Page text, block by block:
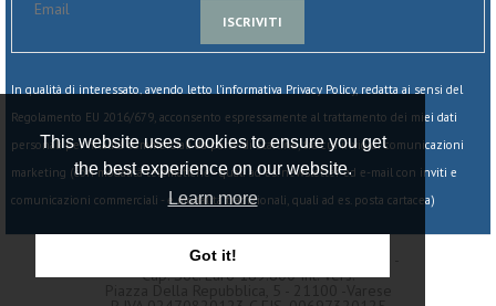
This website uses cookies to ensure you get
the best experience on our website.
Learn more
Got it!
ISCRIVITI
In qualità di interessato, avendo letto l'informativa Privacy Policy, redatta ai sensi del
Regolamento EU 2016/679, acconsento espressamente al trattamento dei miei dati
personali per finalità commerciali da parte di Starline, tra cui invio di comunicazioni
marketing (con modalità telematiche - quali ad es. newsletter ed e-mail con inviti e
comunicazioni commerciali - e modalità tradizionali, quali ad es. posta cartacea)
© 2025 - Starline Srl - Società Unipersonale -
Cap. Soc. Euro 189.800 Int. Vers.